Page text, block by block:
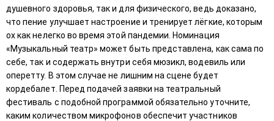
душевного здоровья, так и для физического, ведь доказано,
что пение улучшает настроение и тренирует лёгкие, которым
ох как нелегко во время этой пандемии. Номинация
«Музыкальный театр» может быть представлена, как сама по
себе, так и содержать внутри себя мюзикл, водевиль или
оперетту. В этом случае не лишним на сцене будет
кордебалет. Перед подачей заявки на театральный
фестиваль с подобной программой обязательно уточните,
каким количеством микрофонов обеспечит участников